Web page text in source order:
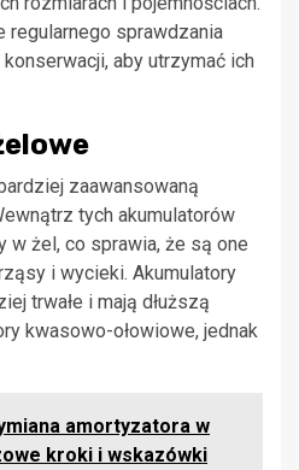
regularnego sprawdzania
aby utrzymać ich
zaawansowaną
tych akumulatorów
żel, co sprawia, że są one
i wycieki. Akumulatory
trwałe i mają dłuższą
kwasowo-ołowiowe, jednak
amortyzatora w
kroki i wskazówki